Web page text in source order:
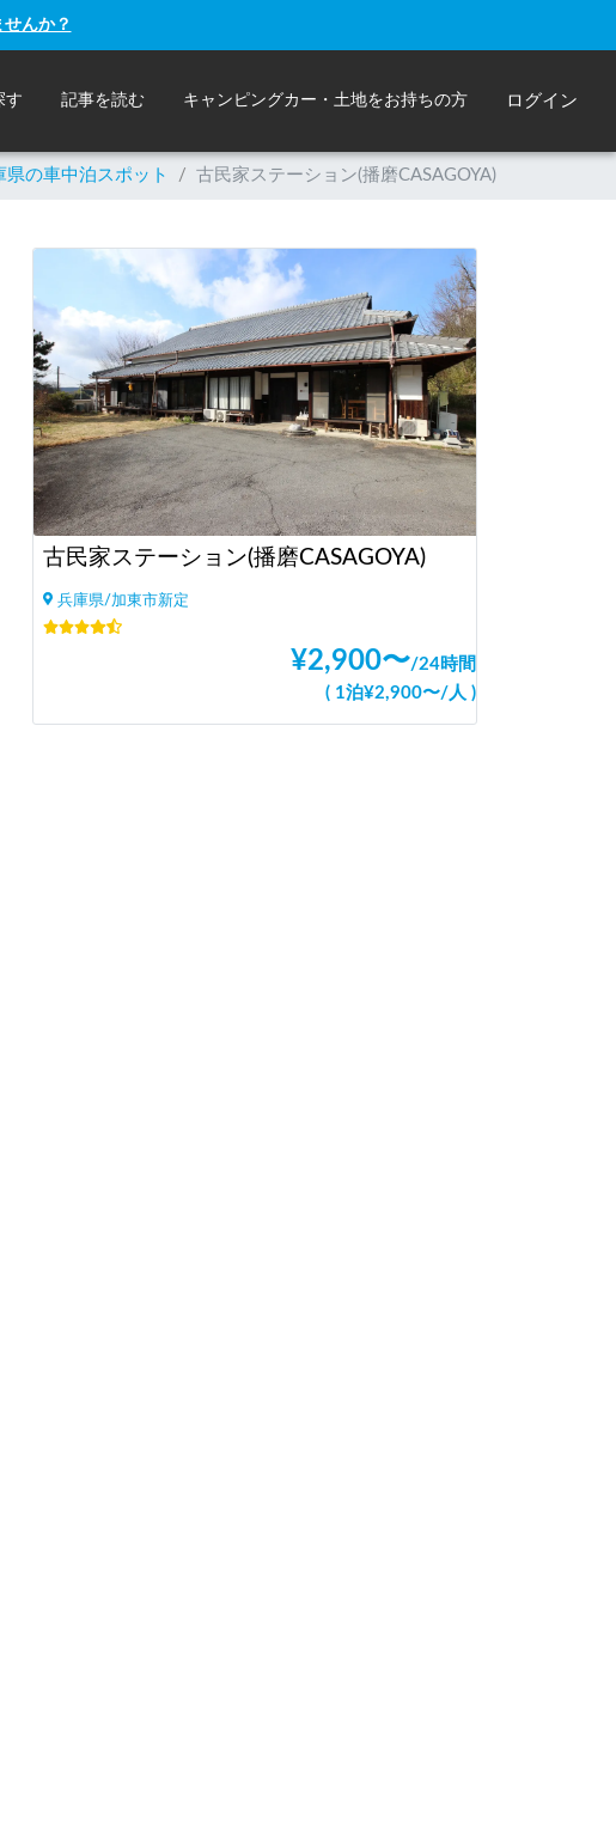
んか？
す 記事を読む キャンピングカー・土地をお持ちの方 ログイン
県の車中泊スポット / 古民家ステーション(播磨CASAGOYA)
古民家ステーション(播磨CASAGOYA)
兵庫県/加東市新定
¥2,900〜/24時間
( 1泊¥2,900〜/ 人 )